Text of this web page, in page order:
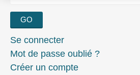
Se connecter
Mot de passe oublié ?
Créer un compte